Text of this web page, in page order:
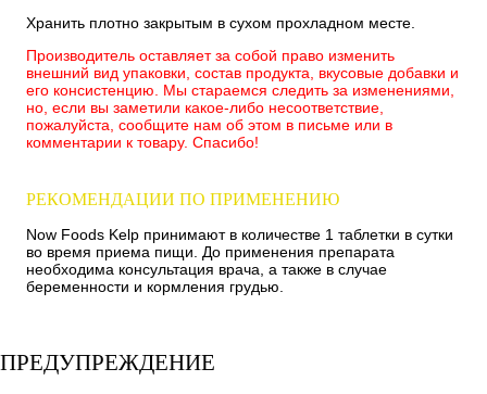
Хранить плотно закрытым в сухом прохладном месте.
Производитель оставляет за собой право изменить
внешний вид упаковки, состав продукта, вкусовые добавки и
его консистенцию. Мы стараемся следить за изменениями,
но, если вы заметили какое-либо несоответствие,
пожалуйста, сообщите нам об этом в письме или в
комментарии к товару. Спасибо!
РЕКОМЕНДАЦИИ ПО ПРИМЕНЕНИЮ
Now Foods Kelp принимают в количестве 1 таблетки в сутки
во время приема пищи. До применения препарата
необходима консультация врача, а также в случае
беременности и кормления грудью.
ПРЕДУПРЕЖДЕНИЕ